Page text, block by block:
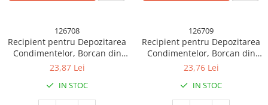
126708
Recipient pentru Depozitarea
Condimentelor, Borcan din
Sticla, Capac si Lingura
ml, 7.1x7.1x14.8 cm,
Portocaliu
23,87 Lei
IN STOC
126709
Recipient pentru Depozitarea
Condimentelor, Borcan din
Sticla, Capac si Lingura
ml, 7.1x7.1x14.8 cm, Verde
23,76 Lei
IN STOC